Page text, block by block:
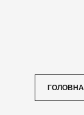
ГОЛОВНА